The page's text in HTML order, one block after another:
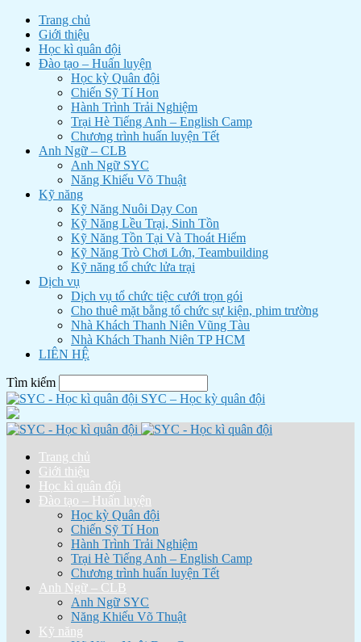
Trang chủ
Giới thiệu
Học kì quân đội
Đào tạo – Huấn luyện
Học kỳ Quân đội
Chiến Sỹ Tí Hon
Hành Trình Trải Nghiệm
Trại Hè Tiếng Anh – English Camp
Chương trình huấn luyện Tết
Anh Ngữ – CLB
Anh Ngữ SYC
Năng Khiếu Võ Thuật
Kỹ năng
Kỹ Năng Nuôi Dạy Con
Kỹ Năng Lều Trại, Sinh Tồn
Kỹ Năng Tồn Tại Và Thoát Hiểm
Kỹ Năng Trò Chơi Lớn, Teambuilding
Kỹ năng tổ chức lửa trại
Dịch vụ
Dịch vụ tổ chức tiệc cưới trọn gói
Cho thuê mặt bằng tổ chức sự kiện, phim trường
Nhà Khách Thanh Niên Vũng Tàu
Nhà Khách Thanh Niên TP HCM
LIÊN HỆ
Tìm kiếm
SYC – Học kỳ quân đội
Trang chủ
Giới thiệu
Học kì quân đội
Đào tạo – Huấn luyện
Học kỳ Quân đội
Chiến Sỹ Tí Hon
Hành Trình Trải Nghiệm
Trại Hè Tiếng Anh – English Camp
Chương trình huấn luyện Tết
Anh Ngữ – CLB
Anh Ngữ SYC
Năng Khiếu Võ Thuật
Kỹ năng